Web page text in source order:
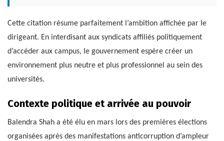
Cette citation résume parfaitement l’ambition affichée par le
dirigeant. En interdisant aux syndicats affiliés politiquement
d’accéder aux campus, le gouvernement espère créer un
environnement plus neutre et plus professionnel au sein des
universités.
Contexte politique et arrivée au pouvoir
Balendra Shah a été élu en mars lors des premières élections
organisées après des manifestations anticorruption d’ampleur